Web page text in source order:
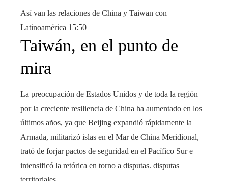
Así van las relaciones de China y Taiwan con
Latinoamérica 15:50
Taiwán, en el punto de
mira
La preocupación de Estados Unidos y de toda la región
por la creciente resiliencia de China ha aumentado en los
últimos años, ya que Beijing expandió rápidamente la
Armada, militarizó islas en el Mar de China Meridional,
trató de forjar pactos de seguridad en el Pacífico Sur e
intensificó la retórica en torno a disputas. disputas